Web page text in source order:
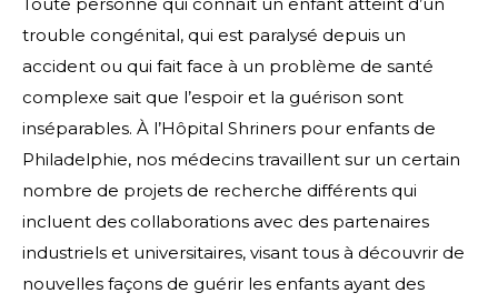
trouble congénital, qui est paralysé depuis un
accident ou qui fait face à un problème de santé
complexe sait que l’espoir et la guérison sont
inséparables. À l’Hôpital Shriners pour enfants de
Philadelphie, nos médecins travaillent sur un certain
nombre de projets de recherche différents qui
incluent des collaborations avec des partenaires
industriels et universitaires, visant tous à découvrir de
nouvelles façons de guérir les enfants ayant des